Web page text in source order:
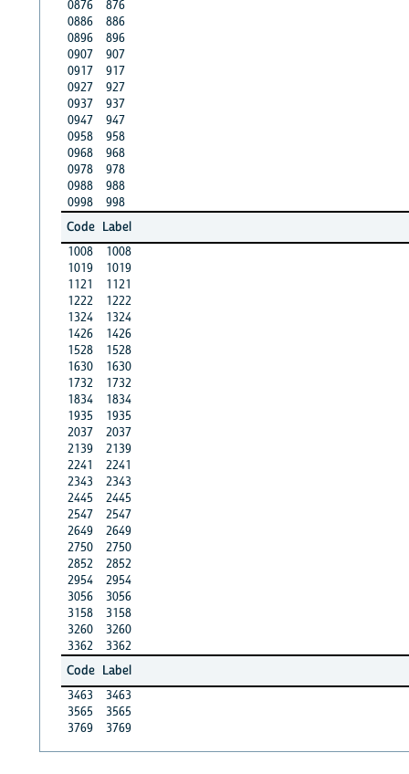
0876
876
0886
886
0896
896
0907
907
0917
917
0927
927
0937
937
0947
947
0958
958
0968
968
0978
978
0988
988
0998
998
Code Label
1008
1008
1019
1019
1121
1121
1222
1222
1324
1324
1426
1426
1528
1528
1630
1630
1732
1732
1834
1834
1935
1935
2037
2037
2139
2139
2241
2241
2343
2343
2445
2445
2547
2547
2649
2649
2750
2750
2852
2852
2954
2954
3056
3056
3158
3158
3260
3260
3362
3362
Code Label
3463
3463
3565
3565
3769
3769